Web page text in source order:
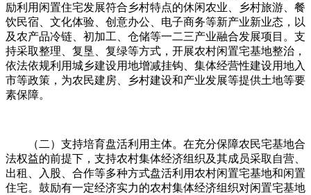
励利用闲置住宅发展符合乡村特点的休闲农业、乡村旅游、餐
饮民宿、文化体验、创意办公、电子商务等新产业新业态，以
及农产品冷链、初加工、仓储等一二三产业融合发展项目。支
持采取整理、复垦、复绿等方式，开展农村闲置宅基地整治，
依法依规利用城乡建设用地增减挂钩、集体经营性建设用地入
市等政策，为农民建房、乡村建设和产业发展等提供土地等要
素保障。
（二）支持培育盘活利用主体。在充分保障农民宅基地合
法权益的前提下，支持农村集体经济组织及其成员采取自营、
出租、入股、合作等多种方式盘活利用农村闲置宅基地和闲置
住宅。鼓励有一定经济实力的农村集体经济组织对闲置宅基地